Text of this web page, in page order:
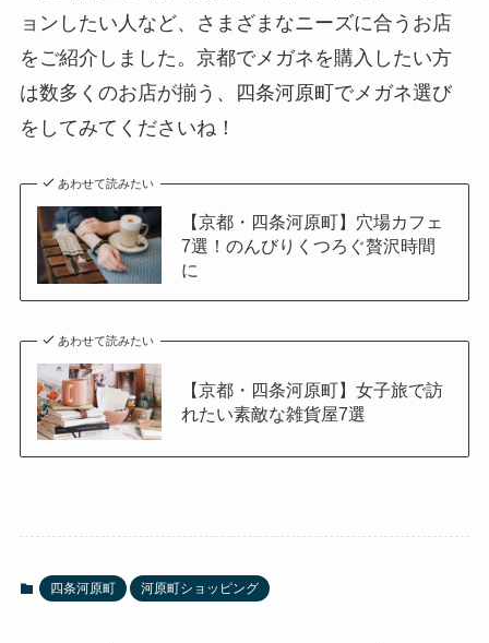
ョンしたい人など、さまざまなニーズに合うお店
をご紹介しました。京都でメガネを購入したい方
は数多くのお店が揃う、四条河原町でメガネ選び
をしてみてくださいね！
あわせて読みたい
【京都・四条河原町】穴場カフェ
7選！のんびりくつろぐ贅沢時間
に
あわせて読みたい
【京都・四条河原町】女子旅で訪
れたい素敵な雑貨屋7選
四条河原町 河原町ショッピング